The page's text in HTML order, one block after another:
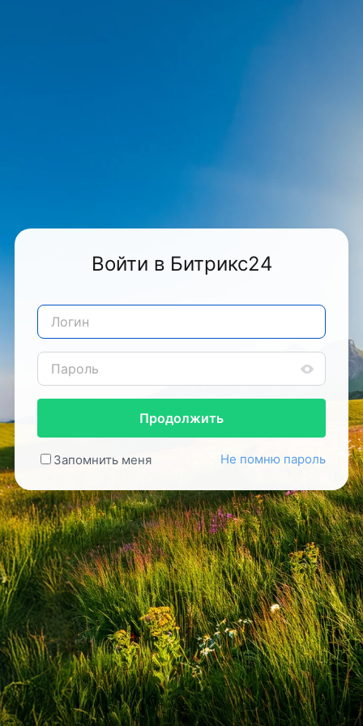
Войти в Битрикс24
Продолжить
Запомнить меня Не помню пароль